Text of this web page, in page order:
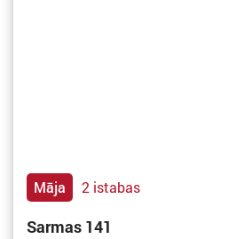
Māja 2 istabas
Sarmas 141